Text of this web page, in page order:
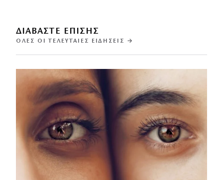
ΔΙΑΒΑΣΤΕ ΕΠΙΣΗΣ
ΌΛΕΣ ΟΙ ΤΕΛΕΥΤΑΊΕΣ ΕΙΔΉΣΕΙΣ →